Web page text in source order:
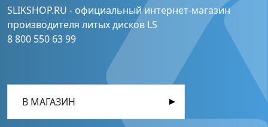
SLIKSHOP.RU - официальный интернет-магазин
производителя литых дисков LS
8 800 550 63 99
В МАГАЗИН